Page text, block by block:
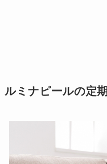
ルミナピールの定